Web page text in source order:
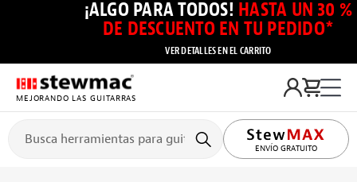
¡ALGO PARA TODOS! HASTA UN 30 %
DE DESCUENTO EN TU PEDIDO*
VER DETALLES EN EL CARRITO
MEJORANDO LAS GUITARRAS
ENVÍO GRATUITO